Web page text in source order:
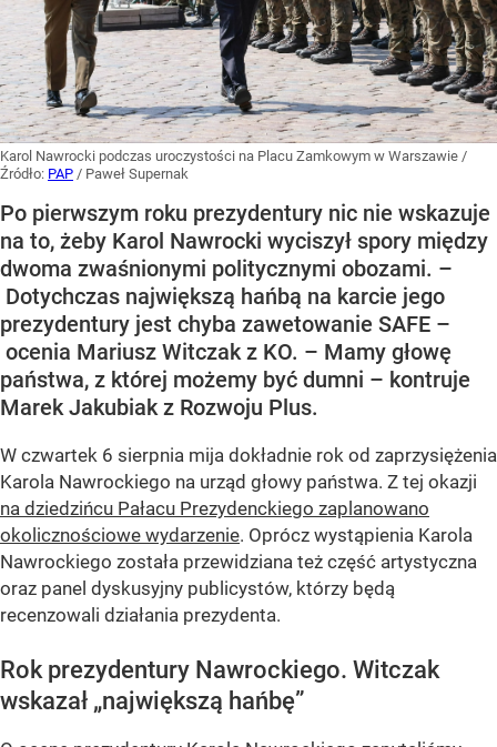
Karol Nawrocki podczas uroczystości na Placu Zamkowym w Warszawie /
Źródło: PAP / Paweł Supernak
Po pierwszym roku prezydentury nic nie wskazuje
na to, żeby Karol Nawrocki wyciszył spory między
dwoma zwaśnionymi politycznymi obozami. –
Dotychczas największą hańbą na karcie jego
prezydentury jest chyba zawetowanie SAFE –
ocenia Mariusz Witczak z KO. – Mamy głowę
państwa, z której możemy być dumni – kontruje
Marek Jakubiak z Rozwoju Plus.
W czwartek 6 sierpnia mija dokładnie rok od zaprzysiężenia
Karola Nawrockiego na urząd głowy państwa. Z tej okazji
na dziedzińcu Pałacu Prezydenckiego zaplanowano
okolicznościowe wydarzenie. Oprócz wystąpienia Karola
Nawrockiego została przewidziana też część artystyczna
oraz panel dyskusyjny publicystów, którzy będą
recenzowali działania prezydenta.
Rok prezydentury Nawrockiego. Witczak
wskazał „największą hańbę”